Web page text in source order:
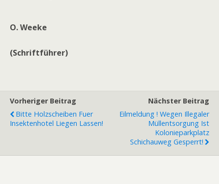
O. Weeke
(Schriftführer)
Vorheriger Beitrag
Bitte Holzscheiben Fuer
Insektenhotel Liegen Lassen!
Nächster Beitrag
Eilmeldung ! Wegen Illegaler
Müllentsorgung Ist
Kolonieparkplatz
Schichauweg Gesperrt!